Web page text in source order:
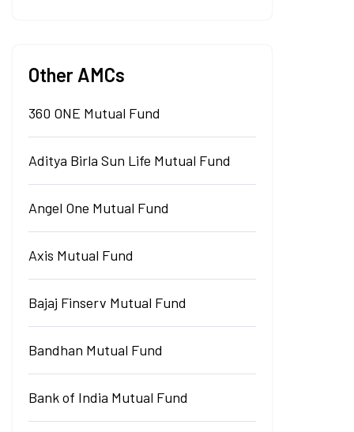
Other AMCs
360 ONE Mutual Fund
Aditya Birla Sun Life Mutual Fund
Angel One Mutual Fund
Axis Mutual Fund
Bajaj Finserv Mutual Fund
Bandhan Mutual Fund
Bank of India Mutual Fund